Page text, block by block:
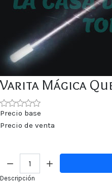
Varita Mágica
Precio base
Precio de venta
Descripción